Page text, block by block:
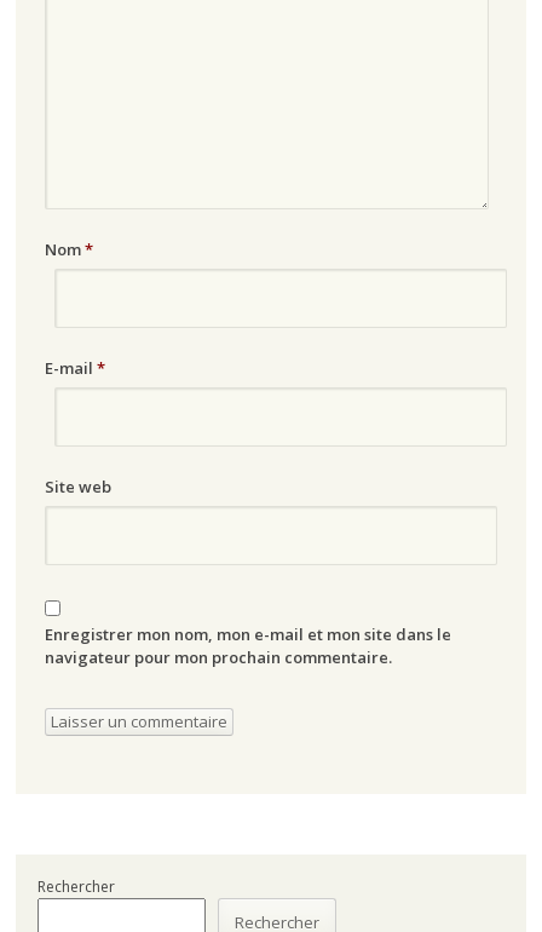
Nom*
E-mail *
Site web
Enregistrer mon nom, mon e-mail et mon site dans le
navigateur pour mon prochain commentaire.
Rechercher
Rechercher